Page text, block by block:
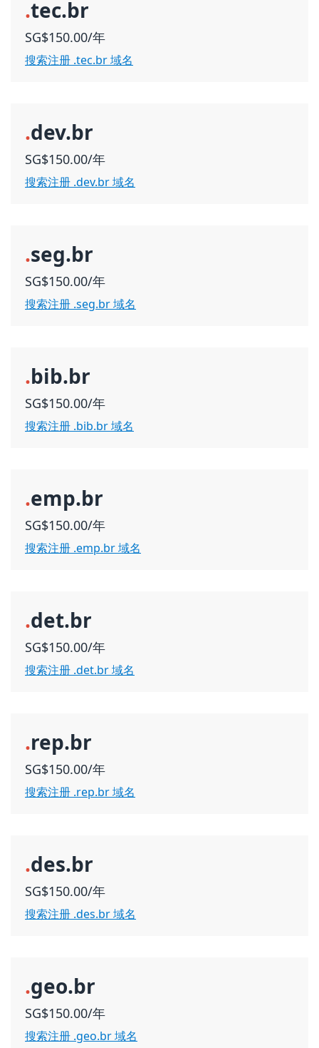
.tec.br
SG$150.00/年
搜索注册 .tec.br 域名
.dev.br
SG$150.00/年
搜索注册 .dev.br 域名
.seg.br
SG$150.00/年
搜索注册 .seg.br 域名
.bib.br
SG$150.00/年
搜索注册 .bib.br 域名
.emp.br
SG$150.00/年
搜索注册 .emp.br 域名
.det.br
SG$150.00/年
搜索注册 .det.br 域名
.rep.br
SG$150.00/年
搜索注册 .rep.br 域名
.des.br
SG$150.00/年
搜索注册 .des.br 域名
.geo.br
SG$150.00/年
搜索注册 .geo.br 域名